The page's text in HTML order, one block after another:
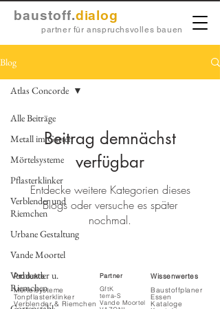
baustoff.dialog
partner für anspruchsvolles bauen
Blog
Alle Beiträge
Metall im Garten
Mörtelsysteme
Pflasterklinker
Verblender und
Riemchen
Urbane Gestaltung
Vande Moortel
Verblender u.
Riemchen
Atlas Concorde
Beitrag demnächst
verfügbar
Entdecke weitere Kategorien dieses
Blogs oder versuche es später
nochmal.
Produkte
Mörtelsysteme
Tonpflasterklinker
Verblender & Riemchen
Partner
GftK
terra-S
Vande Moortel
Wissenwertes
Baustoffplaner
Essen
Kataloge